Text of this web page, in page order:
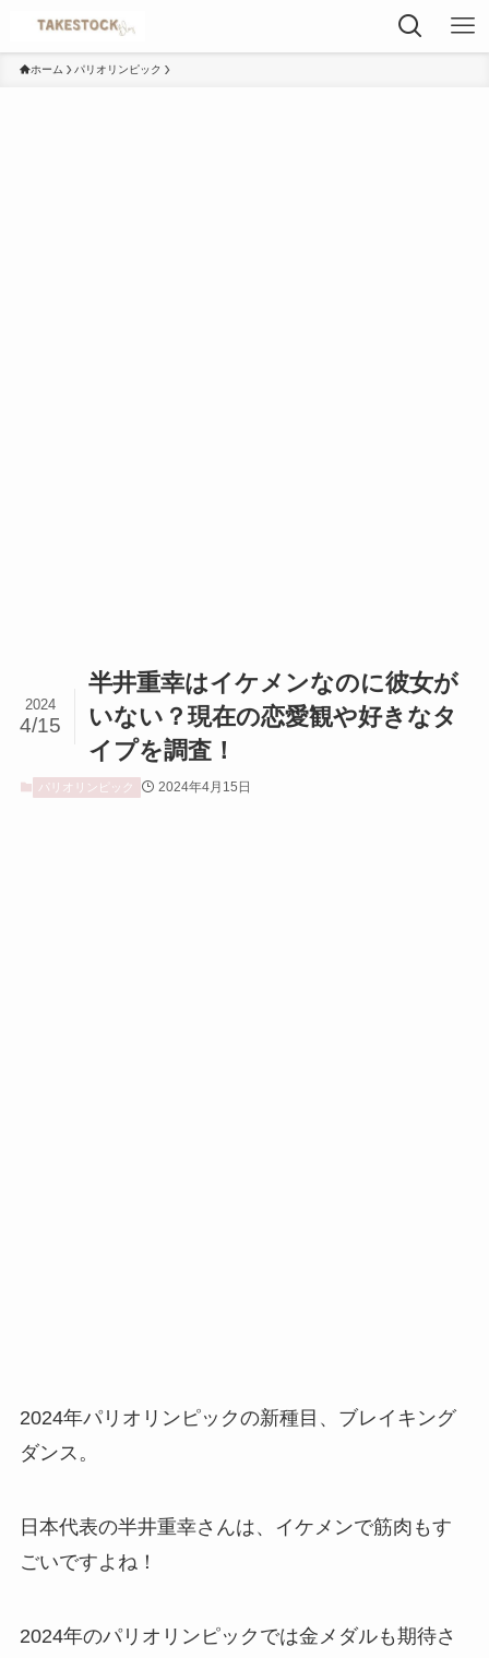
ホーム パリオリンピック
半井重幸はイケメンなのに彼女が
いない？現在の恋愛観や好きなタ
イプを調査！
2024
4/15
パリオリンピック 2024年4月15日
2024年パリオリンピックの新種目、ブレイキング
ダンス。
日本代表の半井重幸さんは、イケメンで筋肉もす
ごいですよね！
2024年のパリオリンピックでは金メダルも期待さ